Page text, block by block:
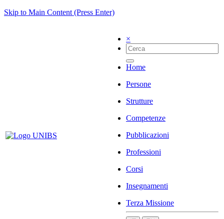
Skip to Main Content (Press Enter)
×
Home
Persone
Strutture
Competenze
Pubblicazioni
Professioni
Corsi
Insegnamenti
Terza Missione